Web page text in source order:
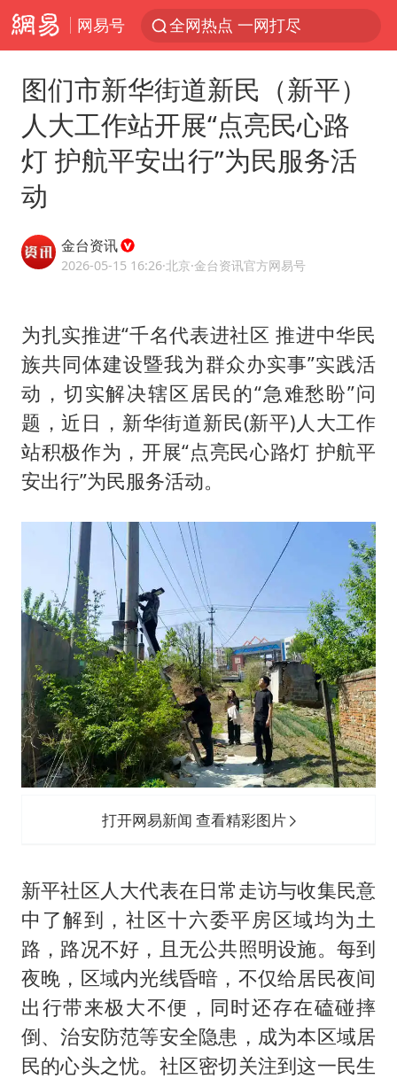
网易号 全网热点 一网打尽
图们市新华街道新民（新平）
人大工作站开展“点亮民心路
灯 护航平安出行”为民服务活
动
金台资讯
2026-05-15 16:26·北京·金台资讯官方网易号
为扎实推进“千名代表进社区 推进中华民
族共同体建设暨我为群众办实事”实践活
动，切实解决辖区居民的“急难愁盼”问
题，近日，新华街道新民(新平)人大工作
站积极作为，开展“点亮民心路灯 护航平
安出行”为民服务活动。
打开网易新闻 查看精彩图片
新平社区人大代表在日常走访与收集民意
中了解到，社区十六委平房区域均为土
路，路况不好，且无公共照明设施。每到
夜晚，区域内光线昏暗，不仅给居民夜间
出行带来极大不便，同时还存在磕碰摔
倒、治安防范等安全隐患，成为本区域居
民的心头之忧。社区密切关注到这一民生